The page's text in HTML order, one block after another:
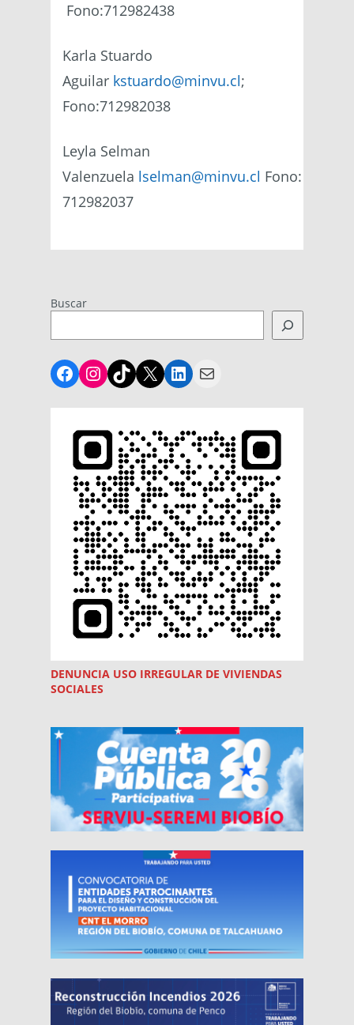
Fono:712982438
Karla Stuardo
Aguilar kstuardo@minvu.cl;
Fono:712982038
Leyla Selman
Valenzuela lselman@minvu.cl Fono:
712982037
Buscar
Facebook
Instagram
TikTok
X LinkedIn
Mail
DENUNCIA USO IRREGULAR DE VIVIENDAS
SOCIALES